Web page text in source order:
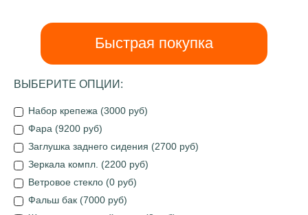
Быстрая покупка
ВЫБЕРИТЕ ОПЦИИ:
Набор крепежа (3000 руб)
Фара (9200 руб)
Заглушка заднего сидения (2700 руб)
Зеркала компл. (2200 руб)
Ветровое стекло (0 руб)
Фальш бак (7000 руб)